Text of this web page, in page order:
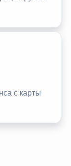
с карты